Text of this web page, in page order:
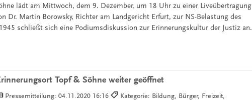
lädt am Mittwoch, dem 9. Dezember, um 18 Uhr zu einer Liveübertragung
Dr. Martin Borowsky, Richter am Landgericht Erfurt, zur NS-Belastung des
schließt sich eine Podiumsdiskussion zur Erinnerungskultur der Justiz an.
Topf & Söhne weiter geöffnet
Pressemitteilung:04.11.2020 16:16
Kategorie: Bildung, Bürger, Freizeit,